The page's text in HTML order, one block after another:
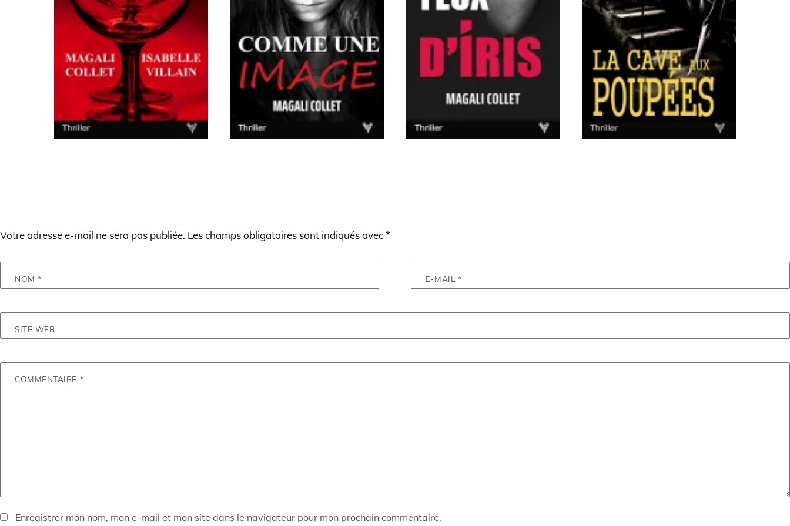
Votre adresse e-mail ne sera pas publiée. Les champs obligatoires sont indiqués avec*
NOM* E-MAIL *
SITE WEB
COMMENTAIRE *
Enregistrer mon nom, mon e-mail et mon site dans le navigateur pour mon prochain commentaire.